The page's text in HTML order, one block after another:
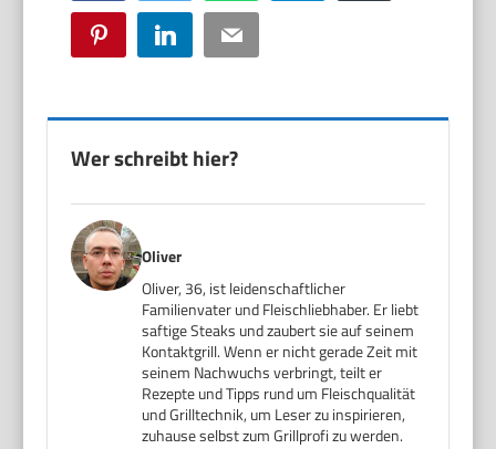
Pinterest LinkedIn Email
Wer schreibt hier?
Oliver
Oliver, 36, ist leidenschaftlicher
Familienvater und Fleischliebhaber. Er liebt
saftige Steaks und zaubert sie auf seinem
Kontaktgrill. Wenn er nicht gerade Zeit mit
seinem Nachwuchs verbringt, teilt er
Rezepte und Tipps rund um Fleischqualität
und Grilltechnik, um Leser zu inspirieren,
zuhause selbst zum Grillprofi zu werden.